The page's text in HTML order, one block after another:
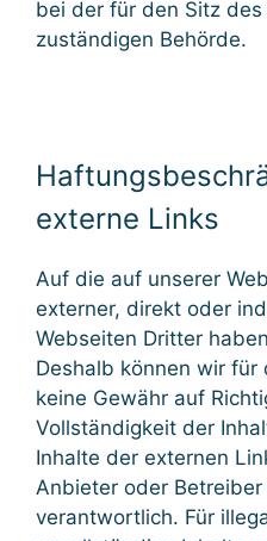
bei der für den Sitz
zuständigen Behörde.
externe Links
Auf die auf unserer
externer, direkt oder
Webseiten Dritter
Deshalb können wir für
keine Gewähr auf
Vollständigkeit der
Inhalte der externen
Anbieter oder Betreiber
verantwortlich. Für